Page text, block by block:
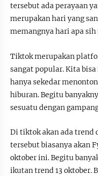
tersebut ada perayaan
merupakan hari yang
memangnya hari apa sih
Tiktok merupakan
sangat popular. Kita
hanya sekedar
hiburan. Begitu
sesuatu dengan
Di tiktok akan ada trend
tersebut biasanya akan
oktober ini. Begitu
ikutan trend 13 oktober.